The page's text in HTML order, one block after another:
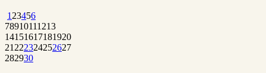
1 23456
78910111213
14151617181920
21 222324252627
282930